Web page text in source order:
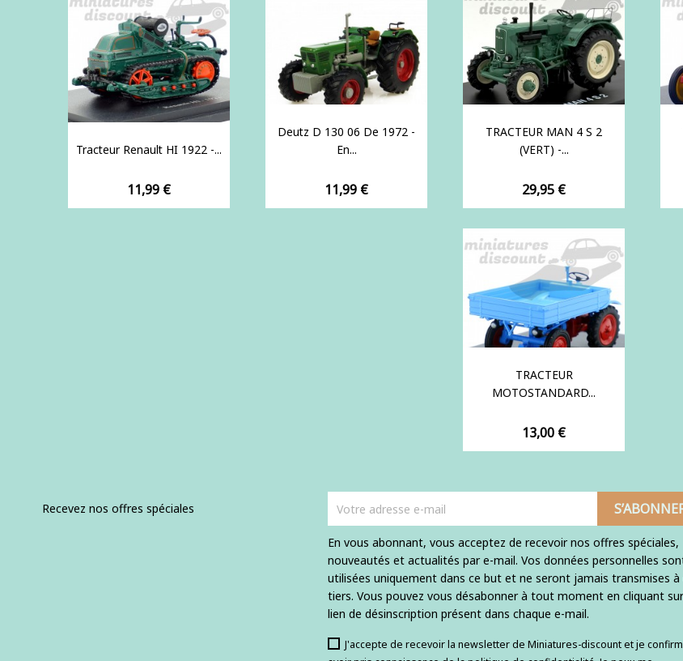
Tracteur Renault HI 1922 -...
Prix
11,99 €
Deutz D 130 06 De 1972 -
En...
Prix
11,99 €
TRACTEUR MAN 4 S 2
(VERT) -...
Prix
29,95 €
TRACTEUR
MOTOSTANDARD...
Prix
13,00 €
Recevez nos offres spéciales
En vous abonnant, vous acceptez de recevoir nos offres spéciales,
nouveautés et actualités par e-mail. Vos données personnelles
utilisées uniquement dans ce but et ne seront jamais transmises à
tiers. Vous pouvez vous désabonner à tout moment en cliquant
lien de désinscription présent dans chaque e-mail.
J'accepte de recevoir la newsletter de Miniatures-discount et je